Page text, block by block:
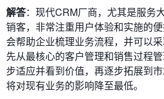
解答：现代CRM厂商，尤其是服务
销客，非常注重用户体验和实施的
会帮助企业梳理业务流程，并可以采
先从最核心的客户管理和销售过程
步适应并看到价值，再逐步拓展到市
将对现有业务的影响降至最低。